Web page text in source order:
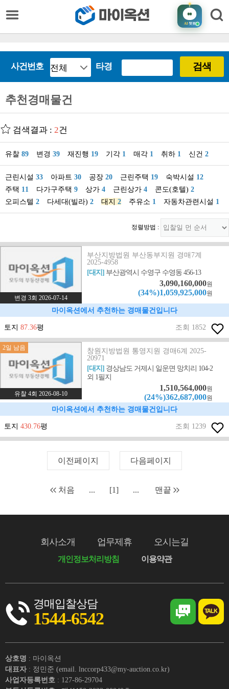
AI챗봇
사건번호 타경 검색
추천경매물건
검색결과 : 2건
유찰 89 변경 39 재진행 19 기각 1 매각 1 취하 1 신건 2
근린시설 33 아파트 30 공장 20 근린주택 19 숙박시설 12
주택 11 다가구주택 9 상가 4 근린상가 4 콘도(호텔) 2
오피스텔 2 다세대(빌라) 2 대지 2 주유소 1 자동차관련시설 1
정렬방법 :
변경 3회 2026-07-14
부산지방법원 부산동부지원 경매7계
2025-4958
[대지] 부산광역시 수영구 수영동 456-13
3,090,160,000원
(34%)1,059,925,000원
마이옥션에서 추천하는 경매물건입니다
토지 87.36평 조회 1852
2일 남음
유찰 4회 2026-08-10
창원지방법원 통영지원 경매6계 2025-
20971
[대지] 경상남도 거제시 일운면 망치리 104-2
외 1필지
1,510,564,000원
(24%)362,687,000원
마이옥션에서 추천하는 경매물건입니다
토지 430.76평 조회 1239
이전페이지 다음페이지
처음 ... [1] ... 맨끝
회사소개 업무제휴 오시는길
개인정보처리방침 이용약관
경매입찰상담
1544-6542
상호명 : 마이옥션
대표자 : 정민준 (email. lnccorp433@my-auction.co.kr)
사업자등록번호 : 127-86-29704